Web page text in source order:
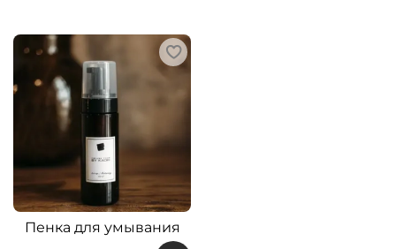
Пенка для умывания